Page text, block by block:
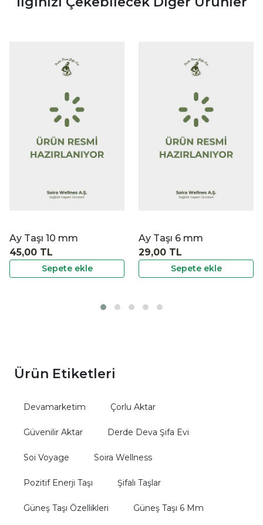
Ay Taşı 6 mm
Sepete ekle
29,00 TL
Ay Taşı 8 mm
Sepete ekle
35,00 TL
Ürün Etiketleri
Devamarketim Çorlu Aktar
Güvenilir Aktar Derde Deva Şifa Evi
Soi Voyage Soira Wellness
Pozitif Enerji Taşı Şifalı Taşlar
Güneş Taşı Özellikleri Güneş Taşı 6 Mm